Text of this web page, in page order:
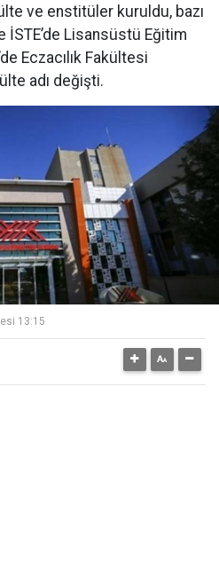
ve enstitüler kuruldu, bazı
İSTE’de Lisansüstü Eğitim
Eczacılık Fakültesi
adı değişti.
13:15